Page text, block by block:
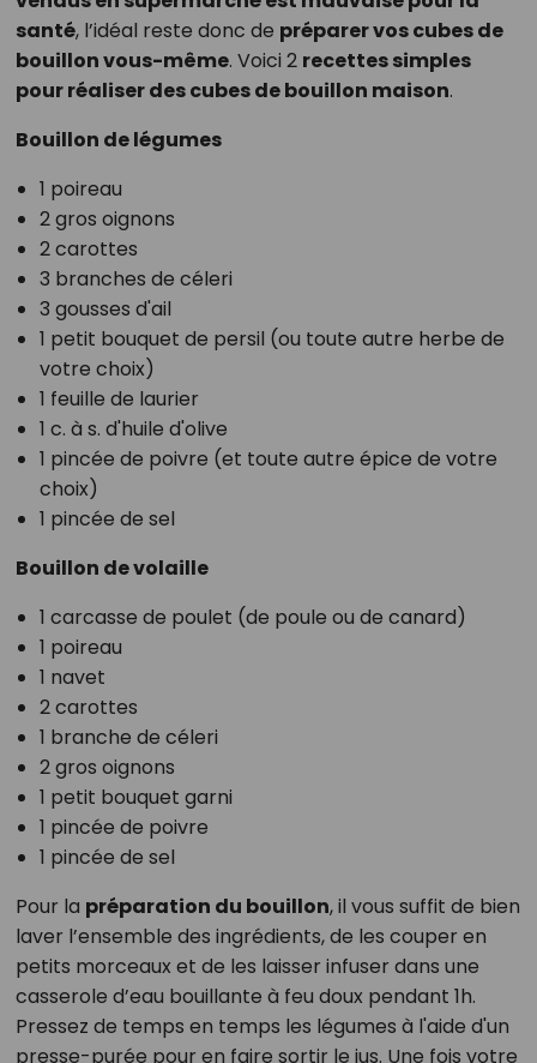
santé, l’idéal reste donc de préparer vos cubes de
bouillon vous-même. Voici 2 recettes simples
pour réaliser des cubes de bouillon maison.
Bouillon de légumes
1 poireau
2 gros oignons
2 carottes
3 branches de céleri
3 gousses d'ail
1 petit bouquet de persil (ou toute autre herbe de
votre choix)
1 feuille de laurier
1 c. à s. d'huile d'olive
1 pincée de poivre (et toute autre épice de votre
choix)
1 pincée de sel
Bouillon de volaille
1 carcasse de poulet (de poule ou de canard)
1 poireau
1 navet
2 carottes
1 branche de céleri
2 gros oignons
1 petit bouquet garni
1 pincée de poivre
1 pincée de sel
Pour la préparation du bouillon, il vous suffit de bien
laver l’ensemble des ingrédients, de les couper en
petits morceaux et de les laisser infuser dans une
casserole d’eau bouillante à feu doux pendant 1h.
Pressez de temps en temps les légumes à l'aide d'un
presse-purée pour en faire sortir le jus. Une fois votre